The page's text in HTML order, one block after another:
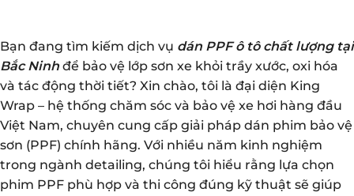
Bạn đang tìm kiếm dịch vụ dán PPF ô tô chất lượng tại
Bắc Ninh để bảo vệ lớp sơn xe khỏi trầy xước, oxi hóa
và tác động thời tiết? Xin chào, tôi là đại diện King
Wrap – hệ thống chăm sóc và bảo vệ xe hơi hàng đầu
Việt Nam, chuyên cung cấp giải pháp dán phim bảo vệ
sơn (PPF) chính hãng. Với nhiều năm kinh nghiệm
trong ngành detailing, chúng tôi hiểu rằng lựa chọn
phim PPF phù hợp và thi công đúng kỹ thuật sẽ giúp